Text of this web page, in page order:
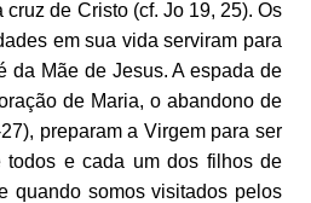
de Cristo (cf. Jo 19, 25). Os
em sua vida serviram para
da Mãe de Jesus. A espada de
de Maria, o abandono de
preparam a Virgem para ser
todos e cada um dos filhos de
quando somos visitados pelos